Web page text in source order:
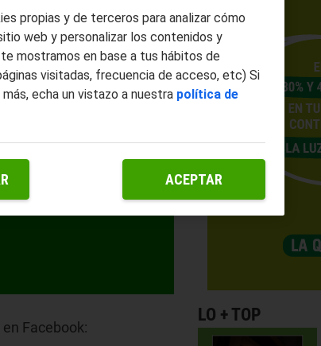
Facebook:
LO + TOP
propias y de terceros para analizar cómo
web y personalizar los contenidos y
mostramos en base a tus hábitos de
visitadas, frecuencia de acceso, etc) Si
echa un vistazo a nuestra política de
ACEPTAR